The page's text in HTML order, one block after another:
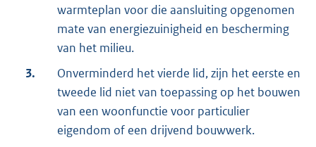
warmteplan voor die aansluiting opgenomen
mate van energiezuinigheid en bescherming
van het milieu.
3.
Onverminderd het vierde lid, zijn het eerste en
tweede lid niet van toepassing op het bouwen
van een woonfunctie voor particulier
eigendom of een drijvend bouwwerk.